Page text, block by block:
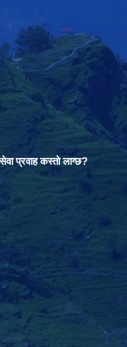
प्रवाह कस्तो लाग्छ?